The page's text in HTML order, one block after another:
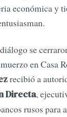
económica y
se
en Casa
recibió a
Directa,
rusos para